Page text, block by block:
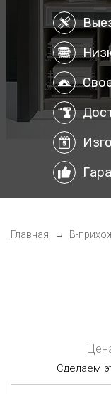
Главная В-
Сделаем